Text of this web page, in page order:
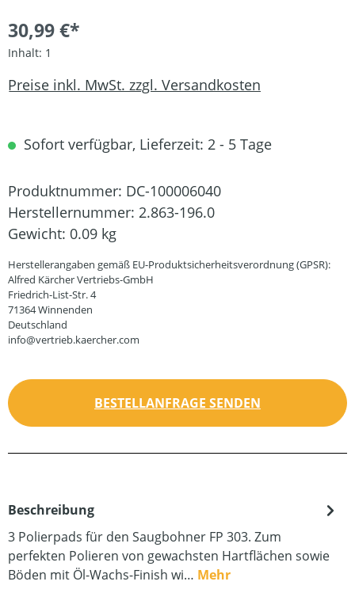
30,99 €*
Inhalt: 1
Preise inkl. MwSt. zzgl. Versandkosten
Sofort verfügbar, Lieferzeit: 2 - 5 Tage
Produktnummer: DC-100006040
Herstellernummer: 2.863-196.0
Gewicht: 0.09 kg
Herstellerangaben gemäß EU-Produktsicherheitsverordnung (GPSR):
Alfred Kärcher Vertriebs-GmbH
Friedrich-List-Str. 4
71364 Winnenden
Deutschland
info@vertrieb.kaercher.com
BESTELLANFRAGE SENDEN
Beschreibung
3 Polierpads für den Saugbohner FP 303. Zum
perfekten Polieren von gewachsten Hartflächen sowie
Böden mit Öl-Wachs-Finish wi… Mehr